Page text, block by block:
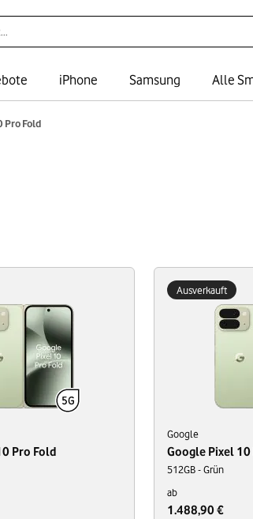
iPhone Samsung Alle
Pro Fold
Pro Fold
Ausverkauft
Google
Google Pixel 10
512GB - Grün
ab
1.488,90 €